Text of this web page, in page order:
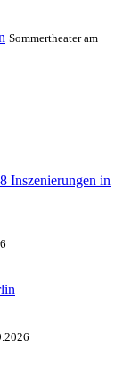
Sommertheater am
Inszenierungen in